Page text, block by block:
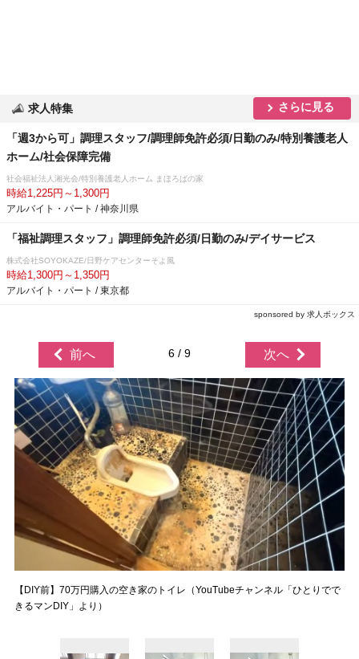
求人特集 さらに見る
「週3から可」調理スタッフ/調理師免許必須/日勤のみ/特別養護老人
ホーム/社会保障完備
社会福祉法人湘光会/特別養護老人ホーム まほろばの家
時給1,225円～1,300円
アルバイト・パート / 神奈川県
「福祉調理スタッフ」調理師免許必須/日勤のみ/デイサービス
株式会社SOYOKAZE/日野ケアセンターそよ風
時給1,300円～1,350円
アルバイト・パート / 東京都
sponsored by 求人ボックス
前へ 6 / 9 次へ
【DIY前】70万円購入の空き家のトイレ（YouTubeチャンネル「ひとりでで
きるマンDIY」より）